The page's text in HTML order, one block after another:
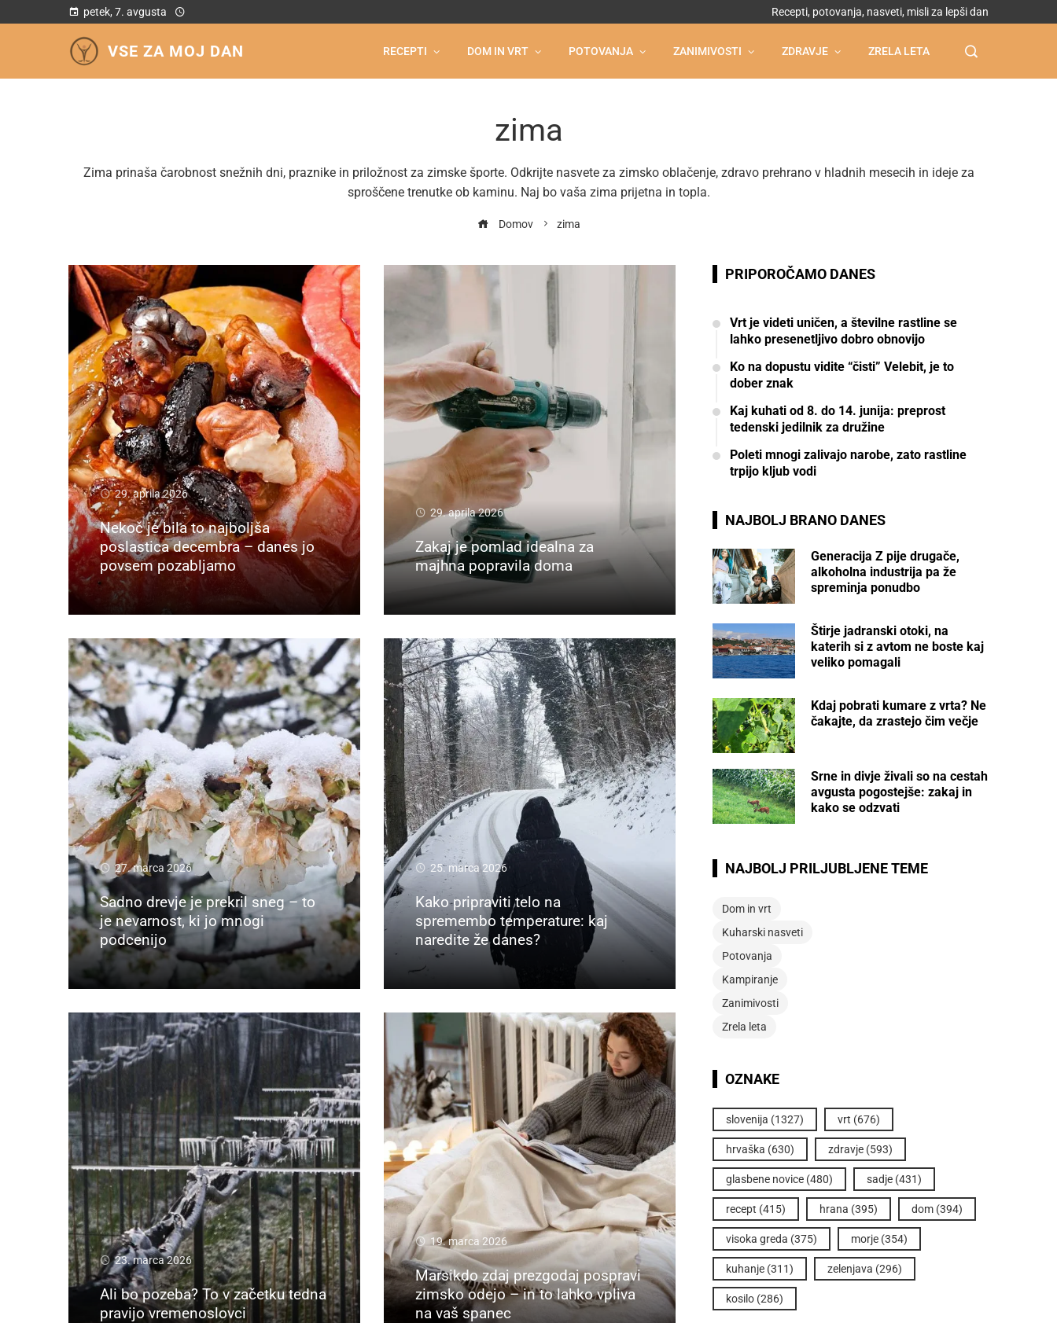
petek, 7. avgusta Recepti, potovanja, nasveti, misli za lepši dan
VSE ZA MOJ DAN RECEPTI DOM IN VRT POTOVANJA ZANIMIVOSTI ZDRAVJE ZRELA LETA
zima
Zima prinaša čarobnost snežnih dni, praznike in priložnost za zimske športe. Odkrijte nasvete za zimsko oblačenje, zdravo prehrano v hladnih mesecih in ideje za
sproščene trenutke ob kaminu. Naj bo vaša zima prijetna in topla.
Domov zima
29. aprila 2026
Nekoč je bila to najboljša
poslastica decembra – danes jo
povsem pozabljamo
Preberi več
29. aprila 2026
Zakaj je pomlad idealna za
majhna popravila doma
27. marca 2026
Sadno drevje je prekril sneg – to
je nevarnost, ki jo mnogi
podcenijo
Preberi več
25. marca 2026
Kako pripraviti telo na
spremembo temperature: kaj
naredite že danes?
Preberi več
23. marca 2026
Ali bo pozeba? To v začetku tedna
pravijo vremenoslovci
19. marca 2026
Marsikdo zdaj prezgodaj pospravi
zimsko odejo – in to lahko vpliva
na vaš spanec
PRIPOROČAMO DANES
Vrt je videti uničen, a številne rastline se
lahko presenetljivo dobro obnovijo
Ko na dopustu vidite “čisti” Velebit, je to
dober znak
Kaj kuhati od 8. do 14. junija: preprost
tedenski jedilnik za družine
Poleti mnogi zalivajo narobe, zato rastline
trpijo kljub vodi
NAJBOLJ BRANO DANES
Generacija Z pije drugače,
alkoholna industrija pa že
spreminja ponudbo
Štirje jadranski otoki, na
katerih si z avtom ne boste kaj
veliko pomagali
Kdaj pobrati kumare z vrta? Ne
čakajte, da zrastejo čim večje
Srne in divje živali so na cestah
avgusta pogostejše: zakaj in
kako se odzvati
NAJBOLJ PRILJUBLJENE TEME
Dom in vrt
Kuharski nasveti
Potovanja
Kampiranje
Zanimivosti
Zrela leta
OZNAKE
slovenija (1327) vrt (676)
hrvaška (630) zdravje (593)
glasbene novice (480) sadje (431)
recept (415) hrana (395) dom (394)
visoka greda (375) morje (354)
kuhanje (311) zelenjava (296)
kosilo (286)